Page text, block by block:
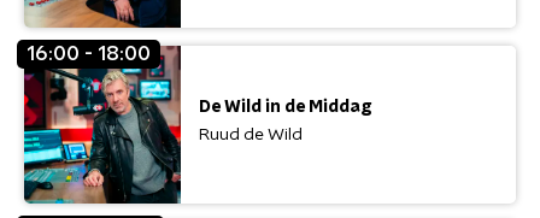
16:00 - 18:00
De Wild in de Middag
Ruud de Wild